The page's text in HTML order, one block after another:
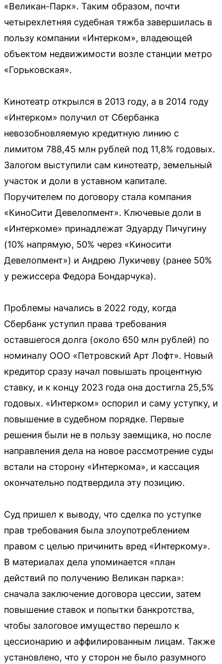
«Великан-Парк». Таким образом, почти
четырехлетняя судебная тяжба завершилась в
пользу компании «Интерком», владеющей
объектом недвижимости возле станции метро
«Горьковская».
Кинотеатр открылся в 2013 году, а в 2014 году
«Интерком» получил от Сбербанка
невозобновляемую кредитную линию с
лимитом 788,45 млн рублей под 11,8% годовых.
Залогом выступили сам кинотеатр, земельный
участок и доли в уставном капитале.
Поручителем по договору стала компания
«КиноСити Девелопмент». Ключевые доли в
«Интеркоме» принадлежат Эдуарду Пичугину
(10% напрямую, 50% через «Киносити
Девелопмент») и Андрею Лукичеву (ранее 50%
у режиссера Федора Бондарчука).
Проблемы начались в 2022 году, когда
Сбербанк уступил права требования
оставшегося долга (около 650 млн рублей) по
номиналу ООО «Петровский Арт Лофт». Новый
кредитор сразу начал повышать процентную
ставку, и к концу 2023 года она достигла 25,5%
годовых. «Интерком» оспорил и саму уступку, и
повышение в судебном порядке. Первые
решения были не в пользу заемщика, но после
направления дела на новое рассмотрение суды
встали на сторону «Интеркома», и кассация
окончательно подтвердила эту позицию.
Суд пришел к выводу, что сделка по уступке
прав требования была злоупотреблением
правом с целью причинить вред «Интеркому».
В материалах дела упоминается «план
действий по получению Великан парка»:
сначала заключение договора цессии, затем
повышение ставок и попытки банкротства,
чтобы залоговое имущество перешло к
цессионарию и аффилированным лицам. Также
установлено, что у сторон не было разумного